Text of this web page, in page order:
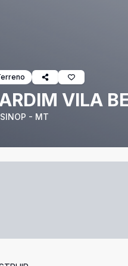
VILA
- MT